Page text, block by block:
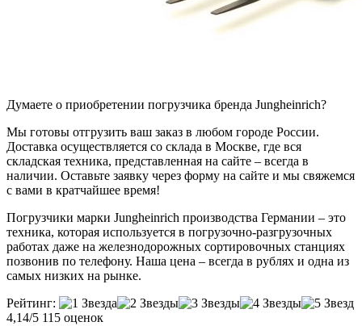
Думаете о приобретении погрузчика бренда Jungheinrich?
Мы готовы отгрузить ваш заказ в любом городе России.
Доставка осуществляется со склада в Москве, где вся
складская техника, представленная на сайте – всегда в
наличии. Оставьте заявку через форму на сайте и мы свяжемся
с вами в кратчайшее время!
Погрузчики марки Jungheinrich производства Германии – это
техника, которая используется в погрузочно-разгрузочных
работах даже на железнодорожных сортировочных станциях
позвонив по телефону. Наша цена – всегда в рублях и одна из
самых низких на рынке.
Рейтинг:
4,14/5 115 оценок